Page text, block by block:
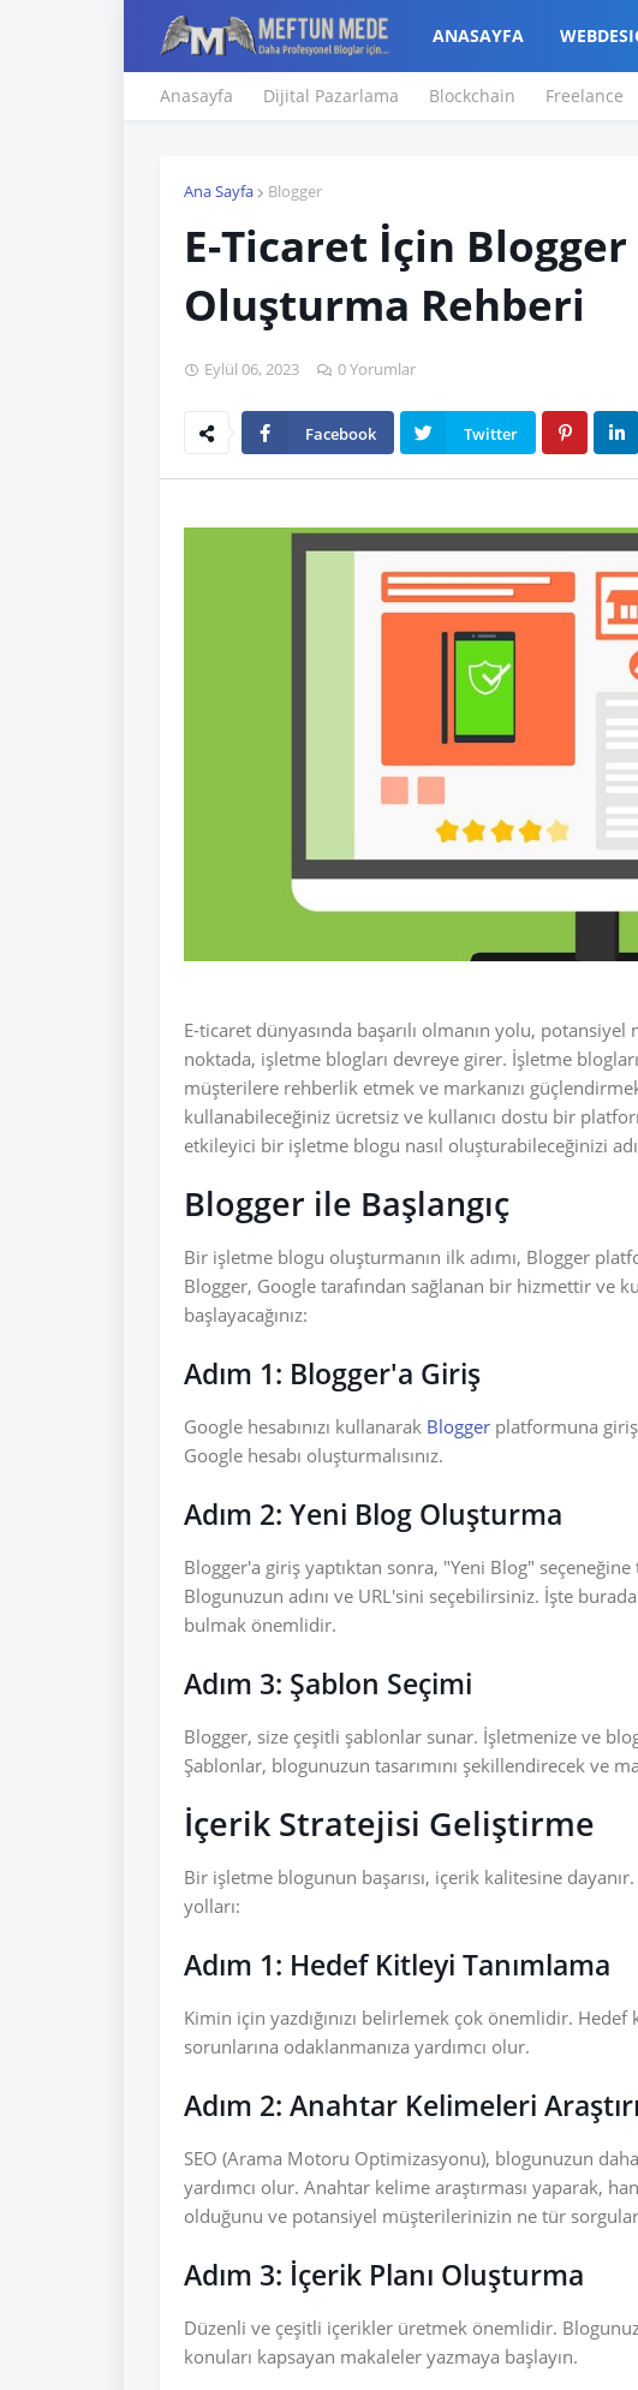
ANASAYFA
Anasayfa Dijital Pazarlama Blockchain Freelance
Ana Sayfa Blogger
E-Ticaret İçin
Oluşturma Rehberi
Eylül 06, 2023 0 Yorumlar
Facebook Twitter
E-ticaret dünyasında başarılı olmanın yolu,
noktada, işletme blogları devreye girer. İşletme
müşterilere rehberlik etmek ve markanızı
kullanabileceğiniz ücretsiz ve kullanıcı dostu bir
etkileyici bir işletme blogu nasıl oluşturabileceğinizi
Blogger ile Başlangıç
Bir işletme blogu oluşturmanın ilk adımı, Blogger
Blogger, Google tarafından sağlanan bir hizmettir ve
başlayacağınız:
Adım 1: Blogger'a Giriş
Google hesabınızı kullanarak Blogger platformuna giriş
Google hesabı oluşturmalısınız.
Adım 2: Yeni Blog Oluşturma
Blogger'a giriş yaptıktan sonra, "Yeni Blog"
Blogunuzun adını ve URL'sini seçebilirsiniz. İşte
bulmak önemlidir.
Adım 3: Şablon Seçimi
Blogger, size çeşitli şablonlar sunar. İşletmenize ve
Şablonlar, blogunuzun tasarımını şekillendirecek ve
İçerik Stratejisi Geliştirme
Bir işletme blogunun başarısı, içerik kalitesine
yolları:
Adım 1: Hedef Kitleyi Tanımlama
Kimin için yazdığınızı belirlemek çok önemlidir.
sorunlarına odaklanmanıza yardımcı olur.
Adım 2: Anahtar Kelimeleri
SEO (Arama Motoru Optimizasyonu), blogunuzun
yardımcı olur. Anahtar kelime araştırması yaparak,
olduğunu ve potansiyel müşterilerinizin ne tür
Adım 3: İçerik Planı Oluşturma
Düzenli ve çeşitli içerikler üretmek önemlidir.
konuları kapsayan makaleler yazmaya başlayın.